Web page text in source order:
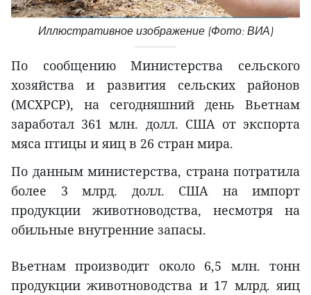
Иллюстративное изображение (Фото: ВИА)
По сообщению Министерства сельского
хозяйства и развития сельских районов
(МСХРСР), на сегодняшний день Вьетнам
заработал 361 млн. долл. США от экспорта
мяса птицы и яиц в 26 стран мира.
По данным министерства, страна потратила
более 3 млрд. долл. США на импорт
продукции животноводства, несмотря на
обильные внутренние запасы.
Вьетнам производит около 6,5 млн. тонн
продукции животноводства и 17 млрд. яиц